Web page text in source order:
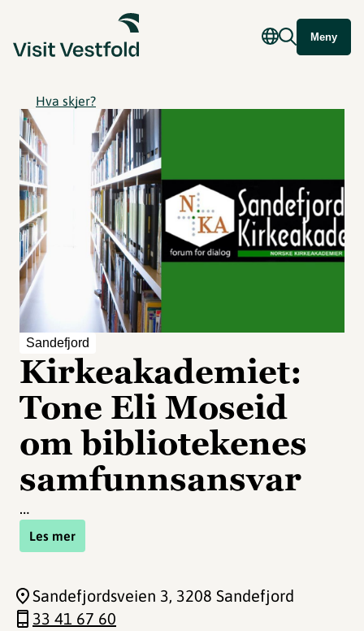
Meny
Hva skjer?
Sandefjord
Kirkeakademiet:
Tone Eli Moseid
om bibliotekenes
samfunnsansvar
…
Les mer
Sandefjordsveien 3, 3208 Sandefjord
33 41 67 60